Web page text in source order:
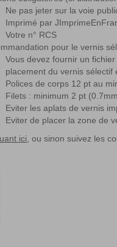
Ne pas jeter sur la voie
Imprimé par
Votre n° RCS
pour le vernis
Vous devez fournir un
placement du vernis sélectif
Polices de corps 12 pt au
Filets : minimum 2 pt
Eviter les aplats de vernis
Eviter de placer la zone de
ici , ou sinon suivez les